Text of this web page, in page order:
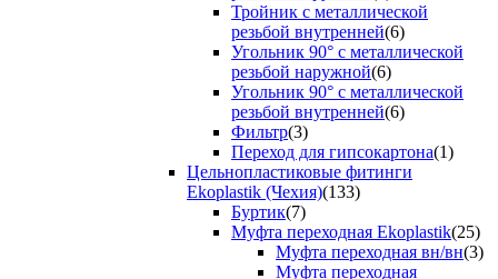
Тройник с металлической
резьбой внутренней(6)
Угольник 90° с металлической
резьбой наружной(6)
Угольник 90° с металлической
резьбой внутренней(6)
Фильтр(3)
Переход для гипсокартона(1)
Цельнопластиковые фитинги
Ekoplastik (Чехия)(133)
Буртик(7)
Муфта переходная Ekoplastik(25)
Муфта переходная вн/вн(3)
Муфта переходная